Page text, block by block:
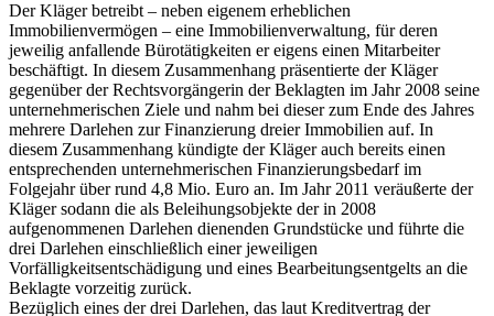
Der Kläger betreibt – neben eigenem erheblichen
Immobilienvermögen – eine Immobilienverwaltung, für deren
jeweilig anfallende Bürotätigkeiten er eigens einen Mitarbeiter
beschäftigt. In diesem Zusammenhang präsentierte der Kläger
gegenüber der Rechtsvorgängerin der Beklagten im Jahr 2008 seine
unternehmerischen Ziele und nahm bei dieser zum Ende des Jahres
mehrere Darlehen zur Finanzierung dreier Immobilien auf. In
diesem Zusammenhang kündigte der Kläger auch bereits einen
entsprechenden unternehmerischen Finanzierungsbedarf im
Folgejahr über rund 4,8 Mio. Euro an. Im Jahr 2011 veräußerte der
Kläger sodann die als Beleihungsobjekte der in 2008
aufgenommenen Darlehen dienenden Grundstücke und führte die
drei Darlehen einschließlich einer jeweiligen
Vorfälligkeitsentschädigung und eines Bearbeitungsentgelts an die
Beklagte vorzeitig zurück.
Bezüglich eines der drei Darlehen, das laut Kreditvertrag der